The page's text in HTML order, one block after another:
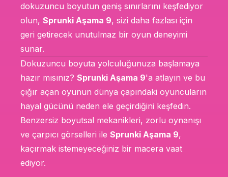
dokuzuncu boyutun geniş sınırlarını keşfediyor
olun, Sprunki Aşama 9, sizi daha fazlası için
geri getirecek unutulmaz bir oyun deneyimi
sunar.
Dokuzuncu boyuta yolculuğunuza başlamaya
hazır mısınız? Sprunki Aşama 9'a atlayın ve bu
çığır açan oyunun dünya çapındaki oyuncuların
hayal gücünü neden ele geçirdiğini keşfedin.
Benzersiz boyutsal mekanikleri, zorlu oynanışı
ve çarpıcı görselleri ile Sprunki Aşama 9,
kaçırmak istemeyeceğiniz bir macera vaat
ediyor.